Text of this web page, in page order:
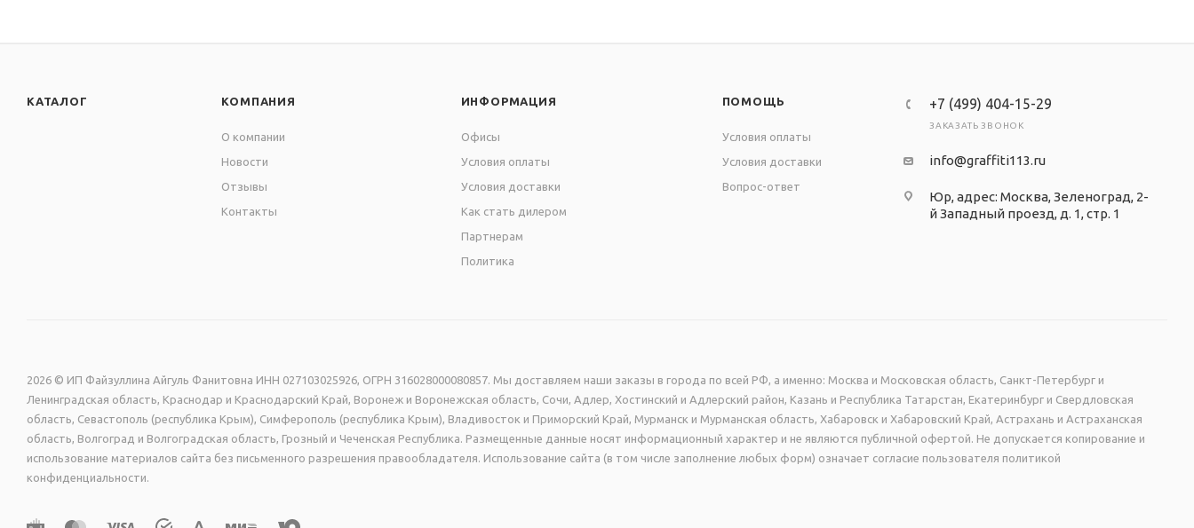
КАТАЛОГ КОМПАНИЯ
О компании
Новости
Отзывы
Контакты
ИНФОРМАЦИЯ
Офисы
Условия оплаты
Условия доставки
Как стать дилером
Партнерам
Политика
ПОМОЩЬ
Условия оплаты
Условия доставки
Вопрос-ответ
+7 (499) 404-15-29
ЗАКАЗАТЬ ЗВОНОК
info@graffiti113.ru
Юр, адрес: Москва, Зеленоград, 2-
й Западный проезд, д. 1, стр. 1
2026 © ИП Файзуллина Айгуль Фанитовна ИНН 027103025926, ОГРН 316028000080857. Мы доставляем наши заказы в города по всей РФ, а именно: Москва и Московская область, Санкт-Петербург и
Ленинградская область, Краснодар и Краснодарский Край, Воронеж и Воронежская область, Сочи, Адлер, Хостинский и Адлерский район, Казань и Республика Татарстан, Екатеринбург и Свердловская
область, Севастополь (республика Крым), Симферополь (республика Крым), Владивосток и Приморский Край, Мурманск и Мурманская область, Хабаровск и Хабаровский Край, Астрахань и Астраханская
область, Волгоград и Волгоградская область, Грозный и Чеченская Республика. Размещенные данные носят информационный характер и не являются публичной офертой. Не допускается копирование и
использование материалов сайта без письменного разрешения правообладателя. Использование сайта (в том числе заполнение любых форм) означает согласие пользователя политикой
конфиденциальности.